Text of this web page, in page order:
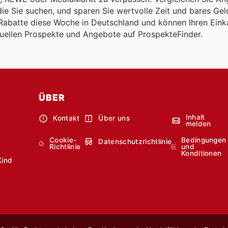
Sie suchen, und sparen Sie wertvolle Zeit und bares
diese Woche in Deutschland und können Ihren
Prospekte und Angebote auf ProspekteFinder.
ÜBER
Kontakt Über uns
Inhalt
melden
Cookie-
Richtlinie
Datenschutzrichtlinie
Bedingungen
und
Konditionen